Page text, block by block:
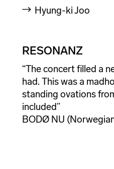
Hyung-ki Joo
RESONANZ
“The concert filled a
had. This was a
standing ovations
included”
BODØ NU